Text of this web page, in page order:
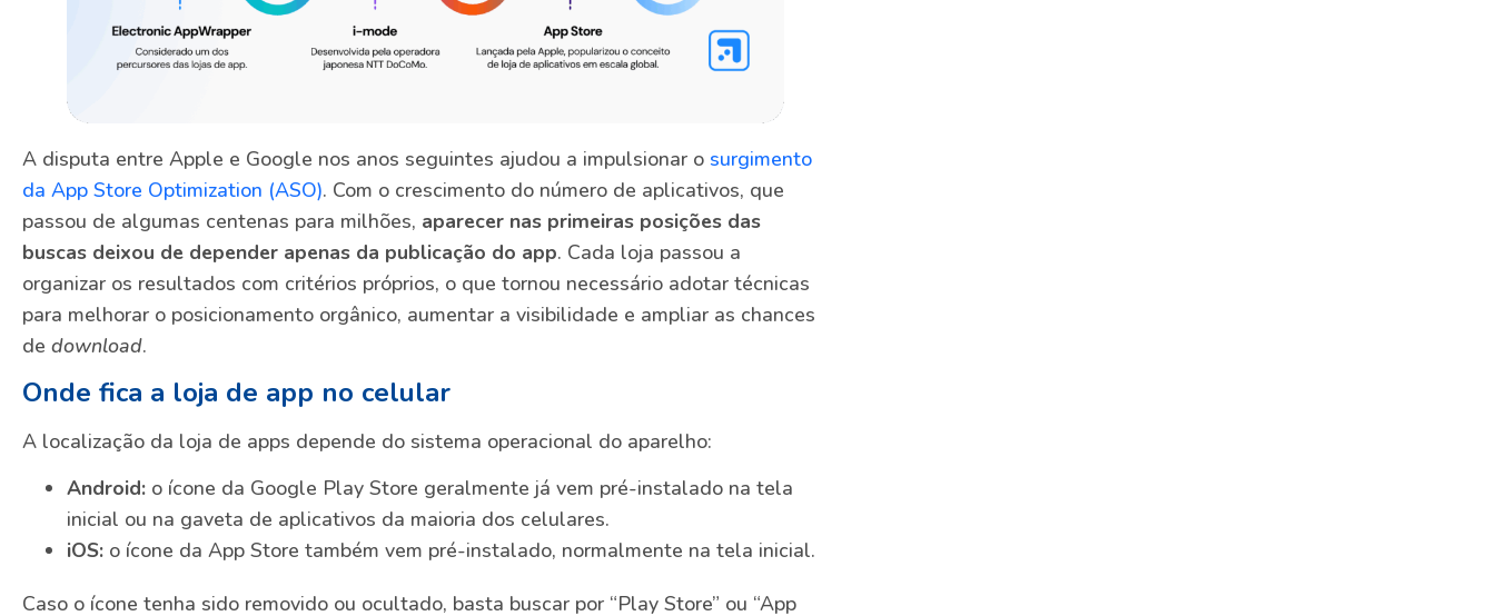
A disputa entre Apple e Google nos anos seguintes ajudou a impulsionar o surgimento
da App Store Optimization (ASO). Com o crescimento do número de aplicativos, que
passou de algumas centenas para milhões, aparecer nas primeiras posições das
buscas deixou de depender apenas da publicação do app. Cada loja passou a
organizar os resultados com critérios próprios, o que tornou necessário adotar técnicas
para melhorar o posicionamento orgânico, aumentar a visibilidade e ampliar as chances
de download.
Onde fica a loja de app no celular
A localização da loja de apps depende do sistema operacional do aparelho:
Android: o ícone da Google Play Store geralmente já vem pré-instalado na tela
inicial ou na gaveta de aplicativos da maioria dos celulares.
iOS: o ícone da App Store também vem pré-instalado, normalmente na tela inicial.
Caso o ícone tenha sido removido ou ocultado, basta buscar por “Play Store” ou “App